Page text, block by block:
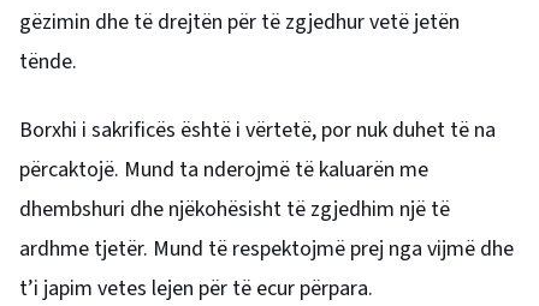
gëzimin dhe të drejtën për të zgjedhur vetë jetën
tënde.
Borxhi i sakrificës është i vërtetë, por nuk duhet të na
përcaktojë. Mund ta nderojmë të kaluarën me
dhembshuri dhe njëkohësisht të zgjedhim një të
ardhme tjetër. Mund të respektojmë prej nga vijmë dhe
t’i japim vetes lejen për të ecur përpara.